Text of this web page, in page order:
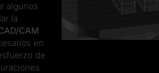
algunos
la
CAM
en
de